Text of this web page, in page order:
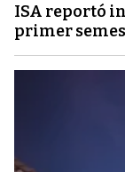
ISA reportó
primer